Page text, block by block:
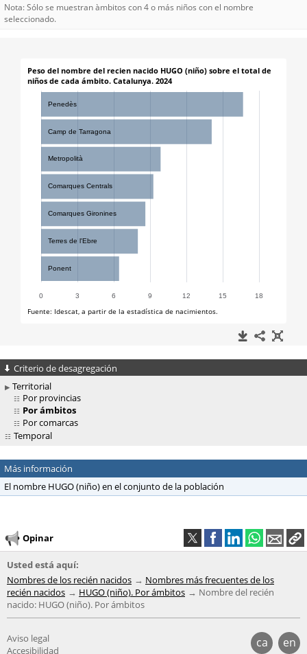
Nota: Sólo se muestran àmbitos con 4 o más niños con el nombre
seleccionado.
Criterio de desagregación
Territorial
Por provincias
Por ámbitos
Por comarcas
Temporal
Más información
El nombre HUGO (niño) en el conjunto de la población
Opinar
Usted está aquí:
Nombres de los recién nacidos
Nombres más frecuentes de los
recién nacidos
HUGO (niño). Por ámbitos
Nombre del recién
nacido: HUGO (niño). Por ámbitos
ca en
Aviso legal
Accesibilidad